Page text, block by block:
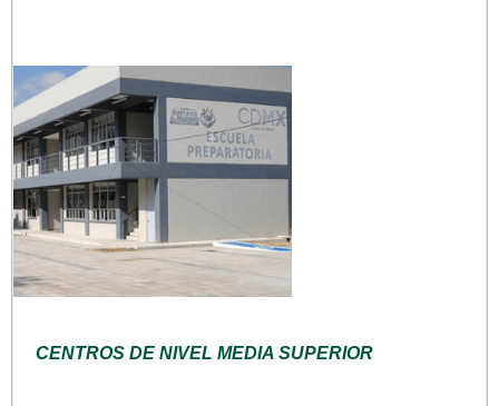
CENTROS DE NIVEL MEDIA SUPERIOR